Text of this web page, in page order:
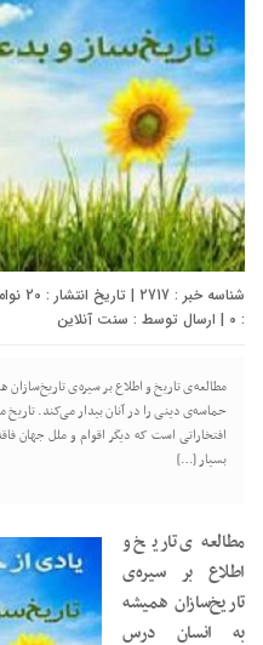
:
0 | ارسال توسط : سنت آنلاین
مطالعه‌ی تاریخ و اطلاع بر سیره‌ی
حماسه‌ی دینی را در آنان بیدار می‌کند. تاریخ
افتخاراتی است که دیگر اقوام و ملل جهان
بسیار […]
مطالعه‌ی تاریخ و
اطلاع بر سیره‌ی
تاریخ‌سازان همیشه
به انسان درس